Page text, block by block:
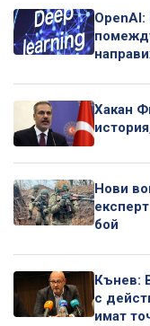
Хакан
Нови
бой
Кънев:
с
имат